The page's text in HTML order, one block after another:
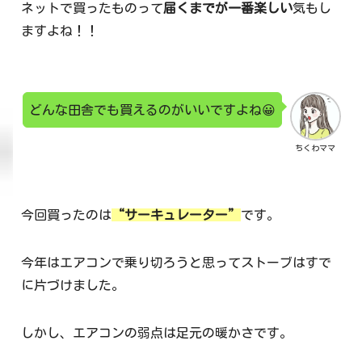
ネットで買ったものって届くまでが一番楽しい気もし
ますよね！！
ちくわママ
どんな田舎でも買えるのがいいですよね😀
今回買ったのは “サーキュレーター” です。
今年はエアコンで乗り切ろうと思ってストーブはすで
に片づけました。
しかし、エアコンの弱点は足元の暖かさです。